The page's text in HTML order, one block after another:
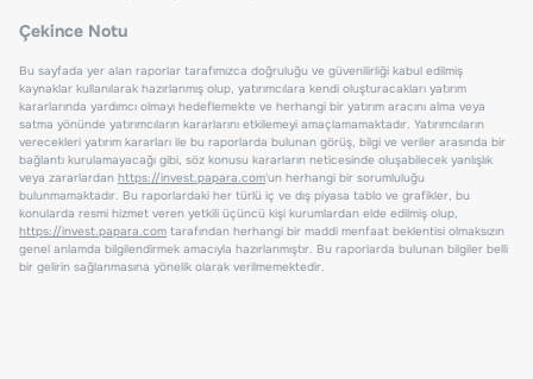
Çekince Notu
Bu sayfada yer alan raporlar tarafımızca doğruluğu ve güvenilirliği kabul edilmiş
kaynaklar kullanılarak hazırlanmış olup, yatırımcılara kendi oluşturacakları yatırım
kararlarında yardımcı olmayı hedeflemekte ve herhangi bir yatırım aracını alma veya
satma yönünde yatırımcıların kararlarını etkilemeyi amaçlamamaktadır. Yatırımcıların
verecekleri yatırım kararları ile bu raporlarda bulunan görüş, bilgi ve veriler arasında bir
bağlantı kurulamayacağı gibi, söz konusu kararların neticesinde oluşabilecek yanlışlık
veya zararlardan https://invest.papara.com'un herhangi bir sorumluluğu
bulunmamaktadır. Bu raporlardaki her türlü iç ve dış piyasa tablo ve grafikler, bu
konularda resmi hizmet veren yetkili üçüncü kişi kurumlardan elde edilmiş olup,
https://invest.papara.com tarafından herhangi bir maddi menfaat beklentisi olmaksızın
genel anlamda bilgilendirmek amacıyla hazırlanmıştır. Bu raporlarda bulunan bilgiler belli
bir gelirin sağlanmasına yönelik olarak verilmemektedir.